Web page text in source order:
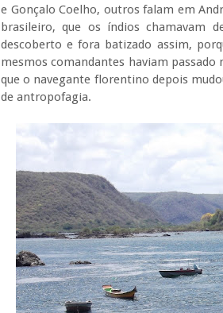
e Gonçalo Coelho, outros falam em
brasileiro, que os índios chamavam
descoberto e fora batizado assim,
mesmos comandantes haviam
que o navegante florentino depois
de antropofagia.